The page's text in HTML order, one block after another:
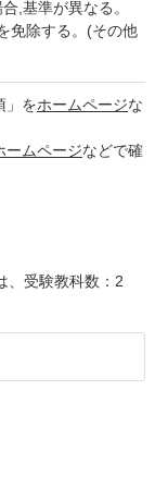
,基準が異なる。
免除する。(その他
」をホームページな
ームページなどで確
、受験教科数：2